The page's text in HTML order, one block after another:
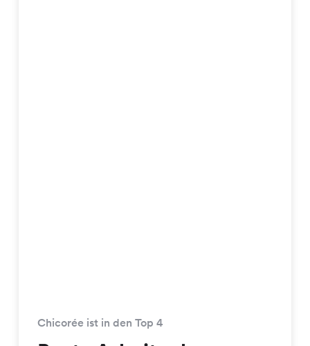
Chicorée ist in den Top 4